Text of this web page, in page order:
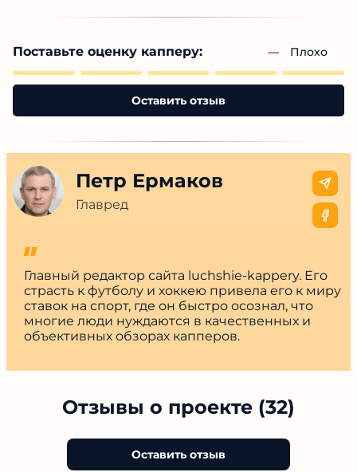
Поставьте оценку капперу: — Плохо
Оставить отзыв
Петр Ермаков
Главред
Главный редактор сайта luchshie-kappery. Его
страсть к футболу и хоккею привела его к миру
ставок на спорт, где он быстро осознал, что
многие люди нуждаются в качественных и
объективных обзорах капперов.
Отзывы о проекте (32)
Оставить отзыв